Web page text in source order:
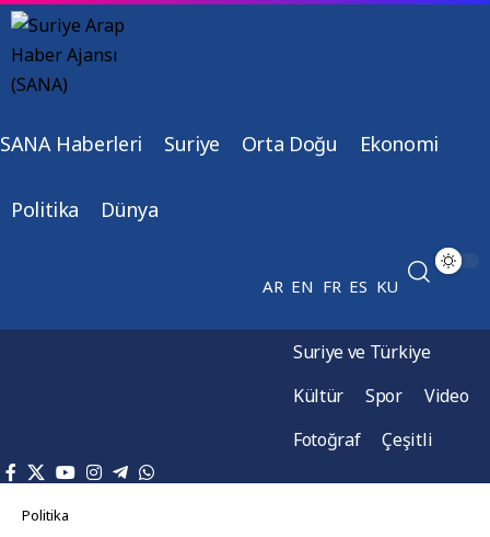
SANA Haberleri Suriye Orta Doğu Ekonomi
Politika Dünya
AR EN FR ES KU
Suriye ve Türkiye
Kültür
Spor
Video
Fotoğraf
Çeşitli
Politika